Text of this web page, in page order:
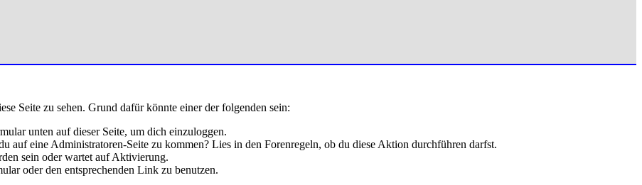
Seite zu sehen. Grund dafür könnte einer der folgenden sein:
unten auf dieser Seite, um dich einzuloggen.
auf eine Administratoren-Seite zu kommen? Lies in den Forenregeln, ob du diese Aktion durchführen darfst.
sein oder wartet auf Aktivierung.
oder den entsprechenden Link zu benutzen.